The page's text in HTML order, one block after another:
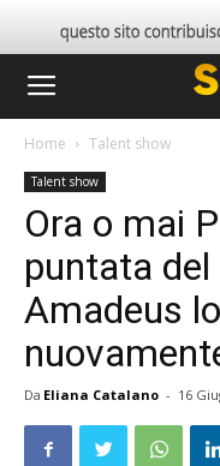
Home Talent show
Talent show
Ora o mai
puntata
Amadeus
Da Eliana Catalano - 16